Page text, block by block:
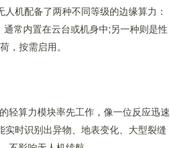
机配备了两种不同等级的边缘算力：
常内置在云台或机身中;另一种则是性
，按需启用。
算力模块率先工作，像一位反应迅速
实时识别出异物、地表变化、大型裂缝